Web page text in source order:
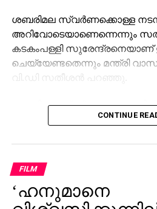
ശബരിമല സ്വര്‍ണക്കൊള്ള
അറിവോടെയാണെന്നെന്നും
കടകംപള്ളി സുരേന്ദ്രനെയാണ്
ചെയ്യേണ്ടതെന്നും മന്ത്രി
വി.ഡി സതീശന്‍ പറഞ്ഞു.
ശബരിമല സ്വര്‍ണക്കൊള്ളയില്‍
പിണറായി വിജയന്‍ എന്തുകൊണ്ട്
പാര്‍ട്ടിക്ക് ഒരു
ഗോവിന്ദന് മാത്രമേ
പരിഹസിച്ചു. എന്തുകൊണ്ട്
പോറ്റിക്കെതിരെ പരാതി
കുടുങ്ങിയാല്‍ പലരും കുടുങ്ങും
CONTINUE
FILM
‘ഹനുമാനെ